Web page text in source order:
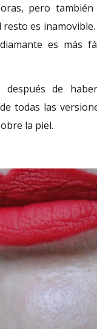
pero también
es inamovible.
es más
después de
todas las
la piel.